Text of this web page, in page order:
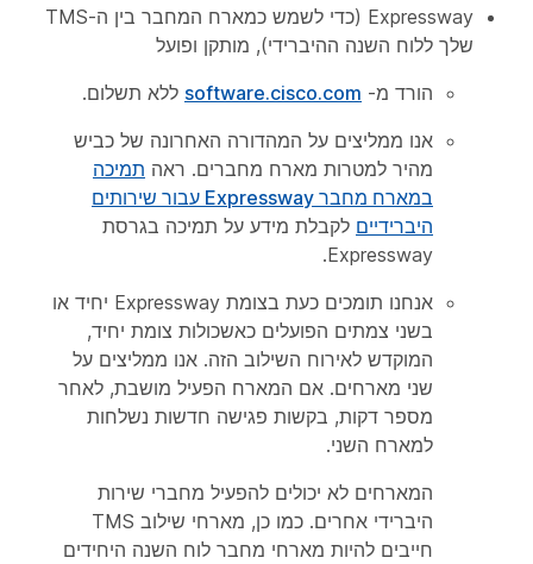
Expressway (כדי לשמש כמארח המחבר בין ה-TMS
שלך ללוח השנה ההיברידי), מותקן ופועל
הורד מ- software.cisco.com ללא תשלום.
אנו ממליצים על המהדורה האחרונה של כביש
מהיר למטרות מארח מחברים. ראה תמיכה
במארח מחבר Expressway עבור שירותים
היברידיים לקבלת מידע על תמיכה בגרסת
Expressway.
אנחנו תומכים כעת בצומת Expressway יחיד או
בשני צמתים הפועלים כאשכולות צומת יחיד,
המוקדש לאירוח השילוב הזה. אנו ממליצים על
שני מארחים. אם המארח הפעיל מושבת, לאחר
מספר דקות, בקשות פגישה חדשות נשלחות
למארח השני.
המארחים לא יכולים להפעיל מחברי שירות
היברידי אחרים. כמו כן, מארחי שילוב TMS
חייבים להיות מארחי מחבר לוח השנה היחידים